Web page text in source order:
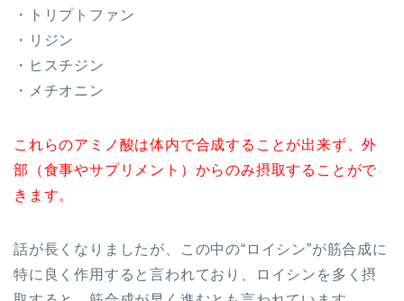
・トリプトファン
・リジン
・ヒスチジン
・メチオニン
これらのアミノ酸は体内で合成することが出来ず、外
部（食事やサプリメント）からのみ摂取することがで
きます。
話が長くなりましたが、この中の“ロイシン”が筋合成に
特に良く作用すると言われており、ロイシンを多く摂